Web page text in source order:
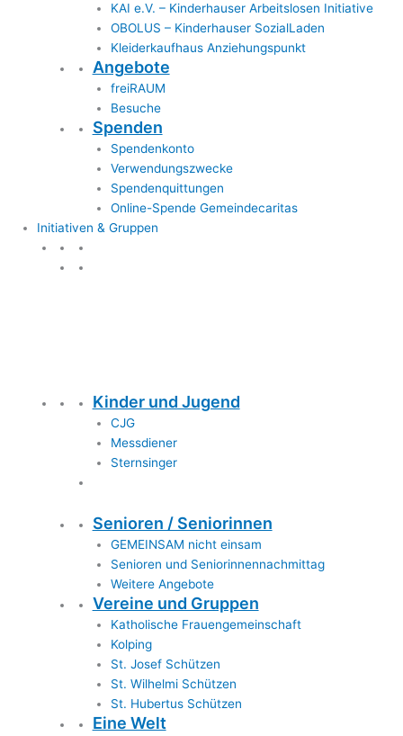
KAI e.V. – Kinderhauser Arbeitslosen Initiative
OBOLUS – Kinderhauser SozialLaden
Kleiderkaufhaus Anziehungspunkt
Angebote
freiRAUM
Besuche
Spenden
Spendenkonto
Verwendungszwecke
Spendenquittungen
Online-Spende Gemeindecaritas
Initiativen & Gruppen
Kinder und Jugend
CJG
Messdiener
Sternsinger
Senioren / Seniorinnen
GEMEINSAM nicht einsam
Senioren und Seniorinnennachmittag
Weitere Angebote
Vereine und Gruppen
Katholische Frauengemeinschaft
Kolping
St. Josef Schützen
St. Wilhelmi Schützen
St. Hubertus Schützen
Eine Welt